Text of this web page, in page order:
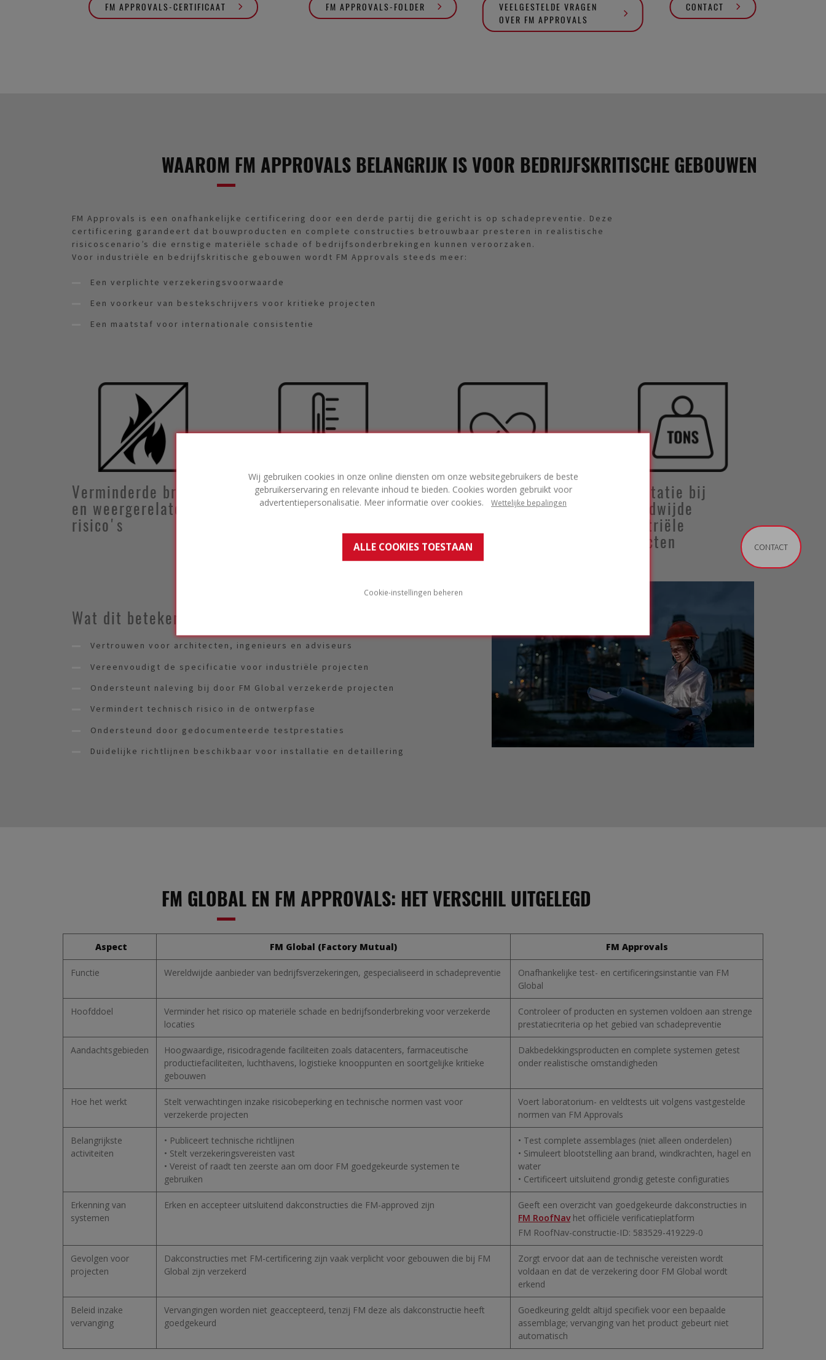
Wij gebruiken cookies in onze online diensten om onze websitegebruikers de beste
gebruikerservaring en relevante inhoud te bieden. Cookies worden gebruikt voor
advertentiepersonalisatie. Meer informatie over cookies. Wettelijke bepalingen
ALLE COOKIES TOESTAAN
Cookie-instellingen beheren
FM APPROVALS-CERTIFICAAT FM APPROVALS-FOLDER
VEELGESTELDE VRAGEN
OVER FM APPROVALS
CONTACT
WAAROM FM APPROVALS BELANGRIJK IS VOOR BEDRIJFSKRITISCHE GEBOUWEN
FM Approvals is een onafhankelijke certificering door een derde partij die gericht is op schadepreventie. Deze
certificering garandeert dat bouwproducten en complete constructies betrouwbaar presteren in realistische
risicoscenario’s die ernstige materiële schade of bedrijfsonderbrekingen kunnen veroorzaken.
Voor industriële en bedrijfskritische gebouwen wordt FM Approvals steeds meer:
Een verplichte verzekeringsvoorwaarde
Een voorkeur van bestekschrijvers voor kritieke projecten
Een maatstaf voor internationale consistentie
Verminderde brand-
en weergerelateerde
risico's
Bewezen prestaties
onder extreme
Vertrouwen voor
verzekeraars,
investeerders
Acceptatie bij
wereldwijde
industriële
projecten
Wat dit betekent voor bestekschrijvers
Vertrouwen voor architecten, ingenieurs en adviseurs
Vereenvoudigt de specificatie voor industriële projecten
Ondersteunt naleving bij door FM Global verzekerde projecten
Vermindert technisch risico in de ontwerpfase
Ondersteund door gedocumenteerde testprestaties
Duidelijke richtlijnen beschikbaar voor installatie en detaillering
FM GLOBAL EN FM APPROVALS: HET VERSCHIL UITGELEGD
Aspect FM Global (Factory Mutual) FM Approvals
Functie Wereldwijde aanbieder van bedrijfsverzekeringen, gespecialiseerd in schadepreventie
Onafhankelijke test- en certificeringsinstantie van FM
Global
Hoofddoel
Verminder het risico op materiële schade en bedrijfsonderbreking voor verzekerde
locaties
Controleer of producten en systemen voldoen aan strenge
prestatiecriteria op het gebied van schadepreventie
Aandachtsgebieden
Hoogwaardige, risicodragende faciliteiten zoals datacenters, farmaceutische
productiefaciliteiten, luchthavens, logistieke knooppunten en soortgelijke kritieke
gebouwen
Dakbedekkingsproducten en complete systemen getest
onder realistische omstandigheden
Hoe het werkt
Stelt verwachtingen inzake risicobeperking en technische normen vast voor
verzekerde projecten
Voert laboratorium- en veldtests uit volgens vastgestelde
normen van FM Approvals
Belangrijkste
activiteiten
• Publiceert technische richtlijnen
• Stelt verzekeringsvereisten vast
• Vereist of raadt ten zeerste aan om door FM goedgekeurde systemen te
gebruiken
• Test complete assemblages (niet alleen onderdelen)
• Simuleert blootstelling aan brand, windkrachten, hagel en
water
• Certificeert uitsluitend grondig geteste configuraties
Erkenning van
systemen
Erken en accepteer uitsluitend dakconstructies die FM-approved zijn
Geeft een overzicht van goedgekeurde dakconstructies in
FM RoofNavhet officiële verificatieplatform
FM RoofNav-constructie-ID: 583529-419229-0
Gevolgen voor
projecten
Dakconstructies met FM-certificering zijn vaak verplicht voor gebouwen die bij FM
Global zijn verzekerd
Zorgt ervoor dat aan de technische vereisten wordt
voldaan en dat de verzekering door FM Global wordt
erkend
Beleid inzake
vervanging
Vervangingen worden niet geaccepteerd, tenzij FM deze als dakconstructie heeft
goedgekeurd
Goedkeuring geldt altijd specifiek voor een bepaalde
assemblage; vervanging van het product gebeurt niet
automatisch
CONTACT